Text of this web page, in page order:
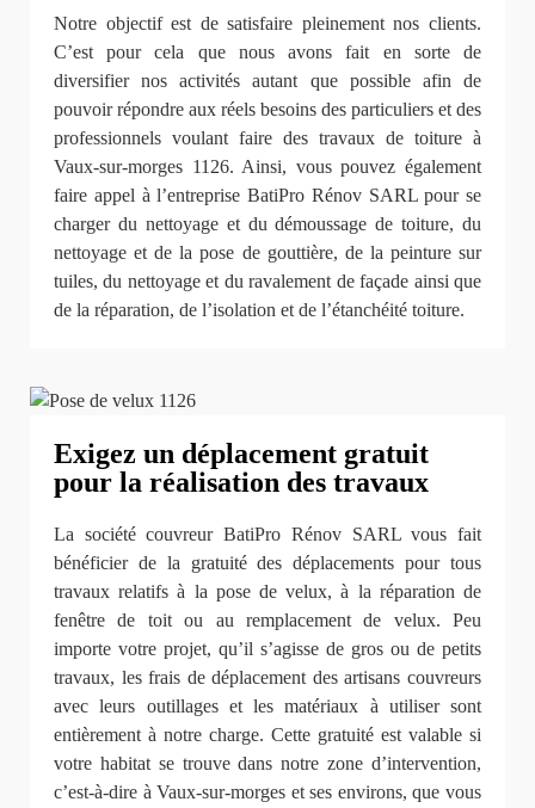
Notre objectif est de satisfaire pleinement nos clients.
C’est pour cela que nous avons fait en sorte de
diversifier nos activités autant que possible afin de
pouvoir répondre aux réels besoins des particuliers et des
professionnels voulant faire des travaux de toiture à
Vaux-sur-morges 1126. Ainsi, vous pouvez également
faire appel à l’entreprise BatiPro Rénov SARL pour se
charger du nettoyage et du démoussage de toiture, du
nettoyage et de la pose de gouttière, de la peinture sur
tuiles, du nettoyage et du ravalement de façade ainsi que
de la réparation, de l’isolation et de l’étanchéité toiture.
Exigez un déplacement gratuit
pour la réalisation des travaux
La société couvreur BatiPro Rénov SARL vous fait
bénéficier de la gratuité des déplacements pour tous
travaux relatifs à la pose de velux, à la réparation de
fenêtre de toit ou au remplacement de velux. Peu
importe votre projet, qu’il s’agisse de gros ou de petits
travaux, les frais de déplacement des artisans couvreurs
avec leurs outillages et les matériaux à utiliser sont
entièrement à notre charge. Cette gratuité est valable si
votre habitat se trouve dans notre zone d’intervention,
c’est-à-dire à Vaux-sur-morges et ses environs, que vous